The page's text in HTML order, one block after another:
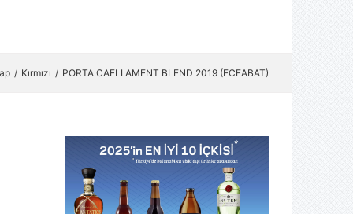
Kırmızı PORTA CAELI AMENT BLEND 2019 (ECEABAT)